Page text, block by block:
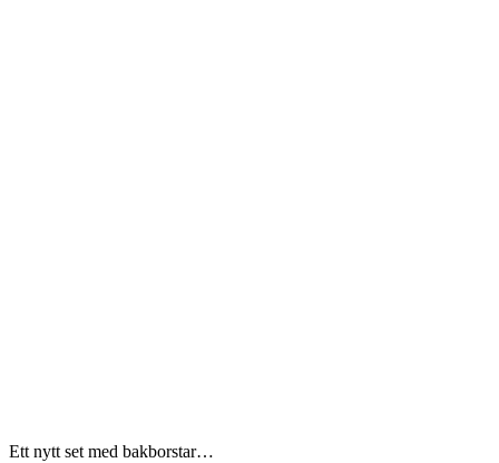
Ett nytt set med bakborstar…